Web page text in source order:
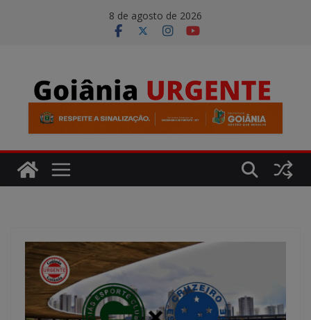
8 de agosto de 2026
modal-check